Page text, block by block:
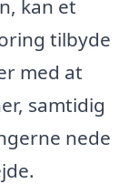
kan et
tilbyde
med at
samtidig
nede